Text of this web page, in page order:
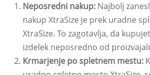
Neposredni nakup: Najbolj
nakup XtraSize je prek uradne
XtraSize. To zagotavlja, da
izdelek neposredno od
Krmarjenje po spletnem mestu: